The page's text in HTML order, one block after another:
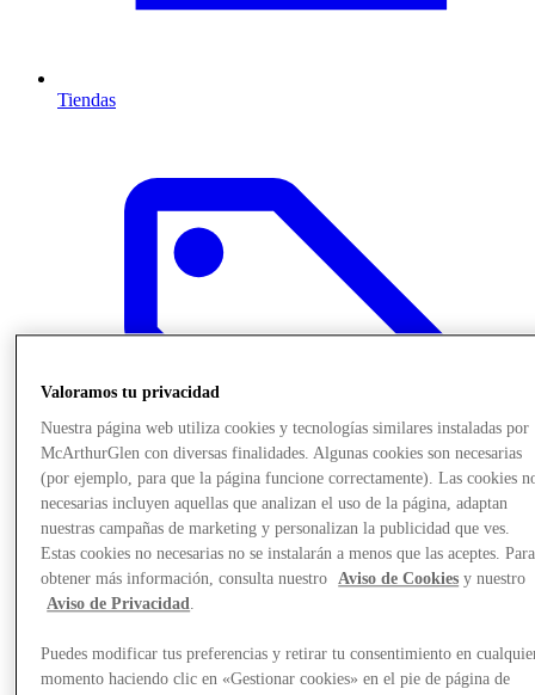
Tiendas
Ofertas
Valoramos tu privacidad
Nuestra página web utiliza cookies y tecnologías similares instaladas por
McArthurGlen con diversas finalidades. Algunas cookies son necesarias
(por ejemplo, para que la página funcione correctamente). Las cookies
necesarias incluyen aquellas que analizan el uso de la página, adaptan
nuestras campañas de marketing y personalizan la publicidad que ves.
Estas cookies no necesarias no se instalarán a menos que las aceptes. Para
obtener más información, consulta nuestro
Aviso de Cookies y nuestro
Aviso de Privacidad.
Puedes modificar tus preferencias y retirar tu consentimiento en
momento haciendo clic en «Gestionar cookies» en el pie de página de